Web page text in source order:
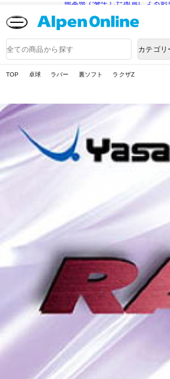
熊本県で発生した地震による影
品
検
カテゴリ
TOP 卓球 ラバー 裏ソフト ラクザZ